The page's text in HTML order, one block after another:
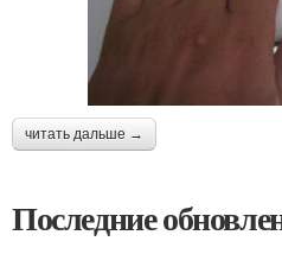
читать дальше →
Последние